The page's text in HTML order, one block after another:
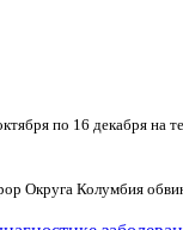
по 16 декабря на
Округа Колумбия